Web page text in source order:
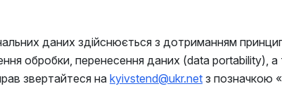
даних здійснюється з дотриманням
обробки, перенесення даних (data portability), а
звертайтеся на kyivstend@ukr.net з позначкою